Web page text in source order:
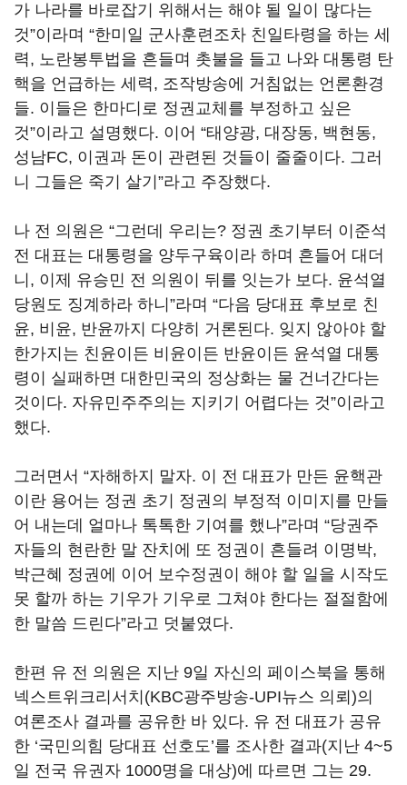
가 나라를 바로잡기 위해서는 해야 될 일이 많다는
것”이라며 “한미일 군사훈련조차 친일타령을 하는 세
력, 노란봉투법을 흔들며 촛불을 들고 나와 대통령 탄
핵을 언급하는 세력, 조작방송에 거침없는 언론환경
들. 이들은 한마디로 정권교체를 부정하고 싶은
것”이라고 설명했다. 이어 “태양광, 대장동, 백현동,
성남FC, 이권과 돈이 관련된 것들이 줄줄이다. 그러
니 그들은 죽기 살기”라고 주장했다.
나 전 의원은 “그런데 우리는? 정권 초기부터 이준석
전 대표는 대통령을 양두구육이라 하며 흔들어 대더
니, 이제 유승민 전 의원이 뒤를 잇는가 보다. 윤석열
당원도 징계하라 하니”라며 “다음 당대표 후보로 친
윤, 비윤, 반윤까지 다양히 거론된다. 잊지 않아야 할
한가지는 친윤이든 비윤이든 반윤이든 윤석열 대통
령이 실패하면 대한민국의 정상화는 물 건너간다는
것이다. 자유민주주의는 지키기 어렵다는 것”이라고
했다.
그러면서 “자해하지 말자. 이 전 대표가 만든 윤핵관
이란 용어는 정권 초기 정권의 부정적 이미지를 만들
어 내는데 얼마나 톡톡한 기여를 했나”라며 “당권주
자들의 현란한 말 잔치에 또 정권이 흔들려 이명박,
박근혜 정권에 이어 보수정권이 해야 할 일을 시작도
못 할까 하는 기우가 기우로 그쳐야 한다는 절절함에
한 말씀 드린다”라고 덧붙였다.
한편 유 전 의원은 지난 9일 자신의 페이스북을 통해
넥스트위크리서치(KBC광주방송-UPI뉴스 의뢰)의
여론조사 결과를 공유한 바 있다. 유 전 대표가 공유
한 ‘국민의힘 당대표 선호도’를 조사한 결과(지난 4~5
일 전국 유권자 1000명을 대상)에 따르면 그는 29.